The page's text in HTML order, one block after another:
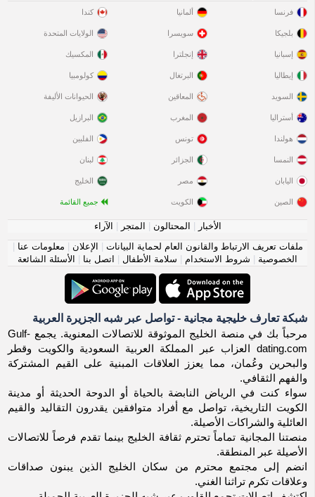
فرنسا
بلجيكا
إسبانيا
إيطاليا
السويد
ألمانيا
سويسرا
إنجلترا
البرتغال
المعاقين
كندا
الولايات المتحدة
المكسيك
كولومبيا
الحيوانات الأليفة
أستراليا
هولندا
النمسا
اليابان
الصين
المغرب
تونس
الجزائر
مصر
الكويت
البرازيل
الفلبين
لبنان
الخليج
جميع القائمة
الأخبار المحتالون المتجر
الآراء
ملفات تعريف الارتباط والقانون العام لحماية البيانات
الإعلان معلومات عنا
الخصوصية
شروط الاستخدام سلامة الأطفال اتصل بنا الأسئلة الشائعة
شبكة تعارف خليجية مجانية - تواصل عبر شبه الجزيرة العربية
مرحباً بك في منصة الخليج الموثوقة للاتصالات المعنوية. يجمع Gulf-
dating.com العزاب عبر المملكة العربية السعودية والكويت وقطر
والبحرين وعُمان، مما يعزز العلاقات المبنية على القيم المشتركة
والفهم الثقافي.
سواء كنت في الرياض النابضة بالحياة أو الدوحة الحديثة أو مدينة
الكويت التاريخية، تواصل مع أفراد متوافقين يقدرون التقاليد والقيم
العائلية والشراكات الأصيلة.
منصتنا المجانية تماماً تحترم ثقافة الخليج بينما تقدم فرصاً للاتصالات
الأصيلة عبر المنطقة.
انضم إلى مجتمع محترم من سكان الخليج الذين يبنون صداقات
وعلاقات تكرم تراثنا الغني.